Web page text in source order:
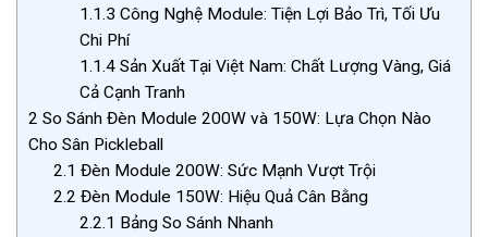
1.1.3 Công Nghệ Module: Tiện Lợi Bảo Trì, Tối Ưu
Chi Phí
1.1.4Sản Xuất Tại Việt Nam: Chất Lượng Vàng, Giá
Cả Cạnh Tranh
2 So Sánh Đèn Module 200W và 150W: Lựa Chọn Nào
Cho Sân Pickleball
2.1 Đèn Module 200W: Sức Mạnh Vượt Trội
2.2 Đèn Module 150W: Hiệu Quả Cân Bằng
2.2.1 Bảng So Sánh Nhanh